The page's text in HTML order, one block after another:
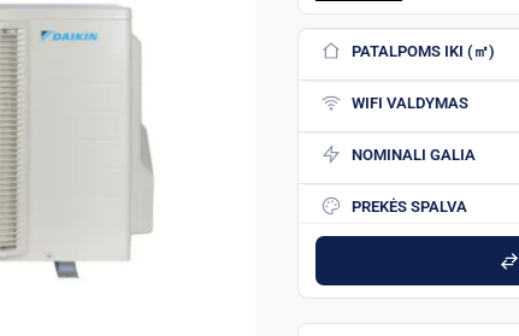
PATALPOMS IKI (㎡)
WIFI VALDYMAS
NOMINALI GALIA
PREKĖS SPALVA